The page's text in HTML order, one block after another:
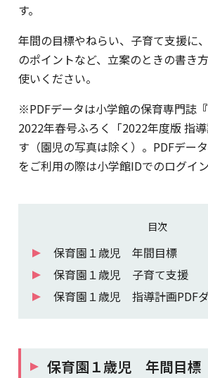
す。
年間の目標やねらい、子育て支援に
のポイントなど、立案のときの書き
使いください。
※PDFデータは小学館の保育専門誌
2022年春号ふろく「2022年度版 指
す（園児の写真は除く）。PDFデー
をご利用の際は小学館IDでのログイン
目次
保育園１歳児 年間目標
保育園１歳児 子育て支援
保育園１歳児 指導計画PDF
保育園１歳児 年間目標